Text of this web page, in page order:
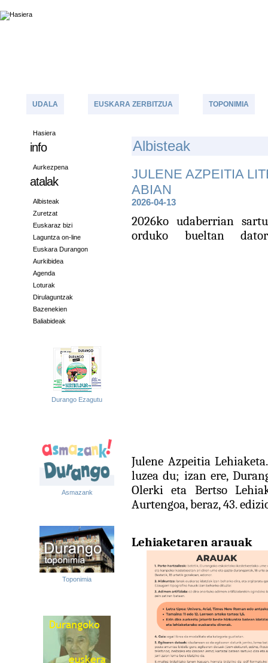
UDALA EUSKARA ZERBITZUA TOPONIMIA
Hasiera
info
Aurkezpena
atalak
Albisteak
Zuretzat
Euskaraz bizi
Laguntza on-line
Euskara Durangon
Aurkibidea
Agenda
Loturak
Dirulaguntzak
Bazenekien
Baliabideak
Durango Ezagutu
Asmazank
Toponimia
ALbisteak
JULENE AZPEITIA
ABIAN
2026-04-13
2026ko udaberrian sartu
orduko bueltan dator
Julene Azpeitia
luzea du; izan ere,
Olerki eta Bertso
Aurtengoa, beraz, 43.
Lehiaketaren arauak